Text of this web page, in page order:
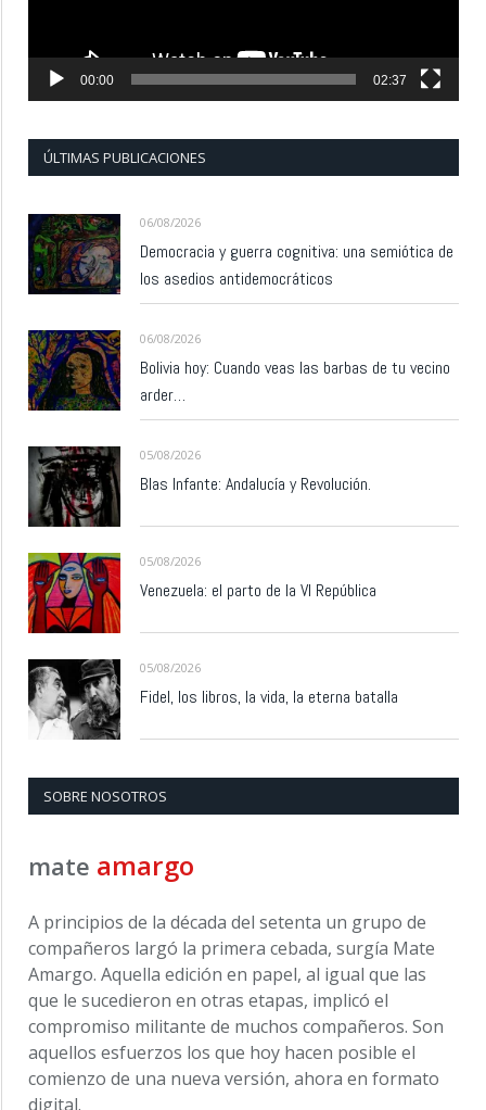
00:00 02:37
ÚLTIMAS PUBLICACIONES
06/08/2026
Democracia y guerra cognitiva: una semiótica de
los asedios antidemocráticos
06/08/2026
Bolivia hoy: Cuando veas las barbas de tu vecino
arder…
05/08/2026
Blas Infante: Andalucía y Revolución.
05/08/2026
Venezuela: el parto de la VI República
05/08/2026
Fidel, los libros, la vida, la eterna batalla
SOBRE NOSOTROS
mate amargo
A principios de la década del setenta un grupo de
compañeros largó la primera cebada, surgía Mate
Amargo. Aquella edición en papel, al igual que las
que le sucedieron en otras etapas, implicó el
compromiso militante de muchos compañeros. Son
aquellos esfuerzos los que hoy hacen posible el
comienzo de una nueva versión, ahora en formato
digital.